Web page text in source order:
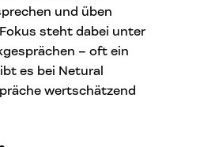
und üben
steht dabei unter
– oft ein
es bei Netural
wertschätzend